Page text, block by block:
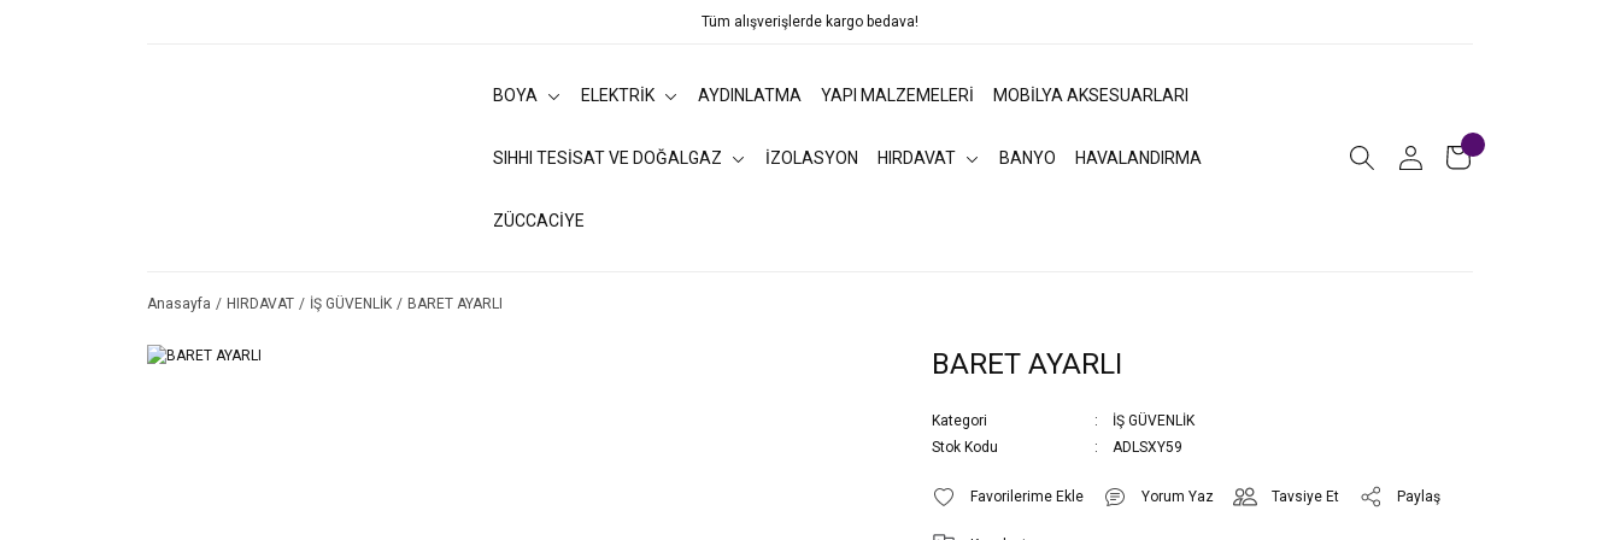
Tüm alışverişlerde kargo bedava!
BOYA ELEKTRİK AYDINLATMA YAPI MALZEMELERİ MOBİLYA AKSESUARLARI
SIHHI TESİSAT VE DOĞALGAZ İZOLASYON HIRDAVAT BANYO HAVALANDIRMA
ZÜCCACİYE
Anasayfa HIRDAVAT İŞ GÜVENLİK BARET AYARLI
BARET AYARLI
Kategori
İŞ GÜVENLİK
Stok Kodu
ADLSXY59
Yorum Yaz Tavsiye Et Paylaş